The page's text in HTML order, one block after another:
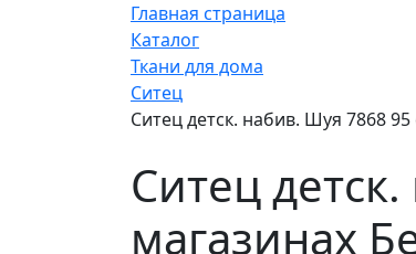
Главная страница
Каталог
Ткани для дома
Ситец
Ситец детск. набив. Шуя 7868
Ситец
магазинах